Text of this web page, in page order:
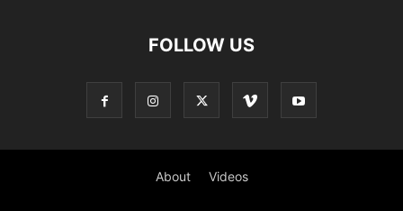
FOLLOW US
About Videos